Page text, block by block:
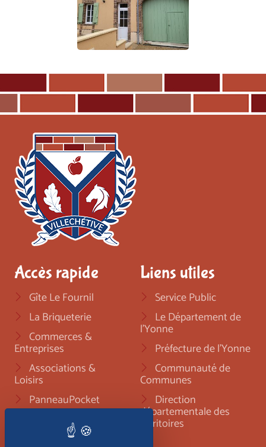
Accès rapide
Gîte Le Fournil
La Briqueterie
Commerces &
Entreprises
Associations &
Loisirs
PanneauPocket
Nous contacter
Liens utiles
Service Public
Le Département de
l'Yonne
Préfecture de l'Yonne
Communauté de
Communes
Direction
départementale des
territoires